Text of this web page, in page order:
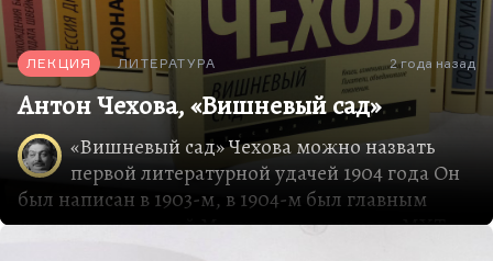
ЛЕКЦИЯ ЛИТЕРАТУРА 2 года назад
Антон Чехова, «Вишневый сад»
«Вишневый сад» Чехова можно назвать
первой литературной удачей 1904 года Он
был написан в 1903-м, в 1904-м был главным
хитом театральной Москвы в постановке МХТ.